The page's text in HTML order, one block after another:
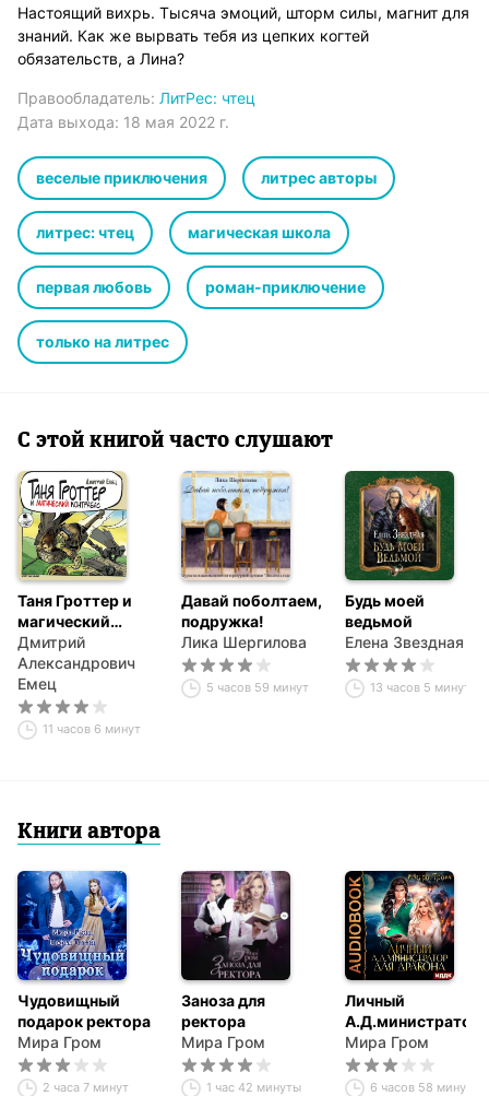
Настоящий вихрь. Тысяча эмоций, шторм силы, магнит для
знаний. Как же вырвать тебя из цепких когтей
обязательств, а Лина?
Правообладатель: ЛитРес: чтец
Дата выхода: 18 мая 2022 г.
веселые приключения литрес авторы
литрес: чтец магическая школа
первая любовь роман-приключение
только на литрес
С этой книгой часто слушают
Таня Гроттер и
магический
контрабас
Дмитрий
Александрович
Емец
11 часов 6 минут
Давай поболтаем,
подружка!
Лика Шергилова
5 часов 59 минут
Будь моей
ведьмой
Елена Звездная
13 часов 5 минут
Книги автора
Чудовищный
подарок ректора
Мира Гром
2 часа 7 минут
Заноза для
ректора
Мира Гром
1 час 42 минуты
Личный
А.Д.министратор
для Дракона
Мира Гром
6 часов 58 минут